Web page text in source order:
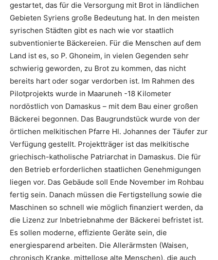
gestartet, das für die Versorgung mit Brot in ländlichen
Gebieten Syriens große Bedeutung hat. In den meisten
syrischen Städten gibt es nach wie vor staatlich
subventionierte Bäckereien. Für die Menschen auf dem
Land ist es, so P. Ghoneim, in vielen Gegenden sehr
schwierig geworden, zu Brot zu kommen, das nicht
bereits hart oder sogar verdorben ist. Im Rahmen des
Pilotprojekts wurde in Maaruneh -18 Kilometer
nordöstlich von Damaskus – mit dem Bau einer großen
Bäckerei begonnen. Das Baugrundstück wurde von der
örtlichen melkitischen Pfarre Hl. Johannes der Täufer zur
Verfügung gestellt. Projektträger ist das melkitische
griechisch-katholische Patriarchat in Damaskus. Die für
den Betrieb erforderlichen staatlichen Genehmigungen
liegen vor. Das Gebäude soll Ende November im Rohbau
fertig sein. Danach müssen die Fertigstellung sowie die
Maschinen so schnell wie möglich finanziert werden, da
die Lizenz zur Inbetriebnahme der Bäckerei befristet ist.
Es sollen moderne, effiziente Geräte sein, die
energiesparend arbeiten. Die Allerärmsten (Waisen,
chronisch Kranke, mittellose alte Menschen), die auch